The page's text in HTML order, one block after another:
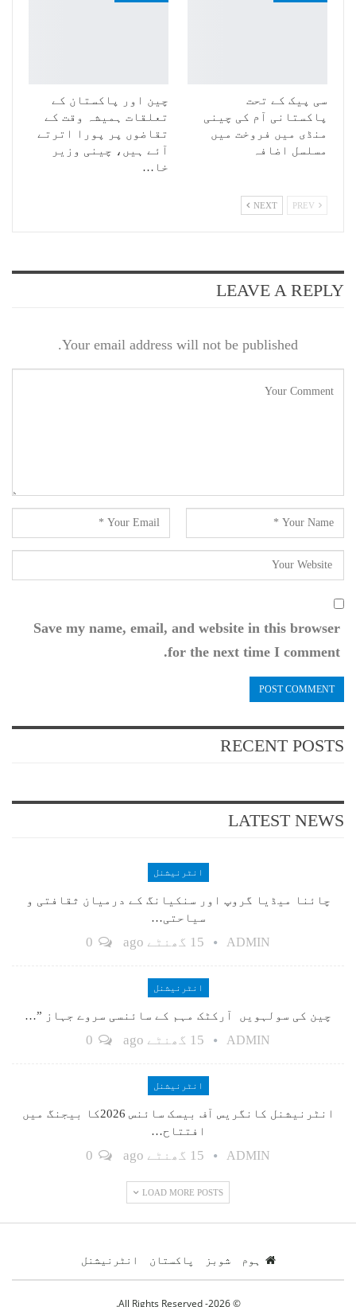
سی پیک کے تحت
پاکستانی آم کی چینی
منڈی میں فروخت میں
مسلسل اضافہ
چین اور پاکستان کے
تعلقات ہمیشہ وقت کے
تقاضوں پر پورا اترتے
آئے ہیں، چینی وزیر
خا…
NEXT
LEAVE A REPLY
Your email address will not be published.
Save my name, email, and website in this browser
for the next time I comment.
RECENT POSTS
LATEST NEWS
انٹرنیشنل
چائنا میڈیا گروپ اور سنکیانگ کے درمیان ثقافتی و
سیاحتی…
ADMIN 15 گھنٹے ago
انٹرنیشنل
چین کی سولہویں آرکٹک مہم کے سائنسی سروے جہاز ”…
ADMIN 15 گھنٹے ago
انٹرنیشنل
انٹرنیشنل کانگریس آف بیسک سائنس 2026کا بیجنگ میں
افتتاح…
ADMIN 15 گھنٹے ago
LOAD MORE POSTS
ہوم شوبز پاکستان انٹرنیشنل
© 2026- All Rights Reserved.